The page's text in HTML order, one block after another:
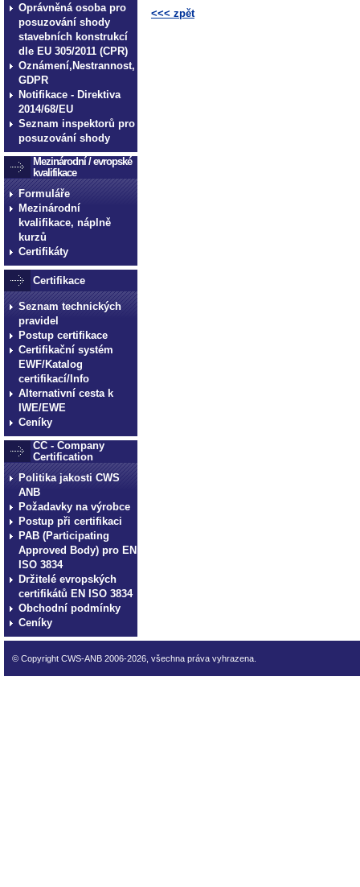
Oprávněná osoba pro
posuzování shody
stavebních konstrukcí
dle EU 305/2011 (CPR)
Oznámení,Nestrannost,
GDPR
Notifikace - Direktiva
2014/68/EU
Seznam inspektorů pro
posuzování shody
Mezinárodní / evropské
kvalifikace
Formuláře
Mezinárodní
kvalifikace, náplně
kurzů
Certifikáty
Certifikace
Seznam technických
pravidel
Postup certifikace
Certifikační systém
EWF/Katalog
certifikací/Info
Alternativní cesta k
IWE/EWE
Ceníky
CC - Company
Certification
Politika jakosti CWS
ANB
Požadavky na výrobce
Postup při certifikaci
PAB (Participating
Approved Body) pro EN
ISO 3834
Držitelé evropských
certifikátů EN ISO 3834
Obchodní podmínky
Ceníky
<<< zpět
© Copyright CWS-ANB 2006-2026, všechna práva vyhrazena.